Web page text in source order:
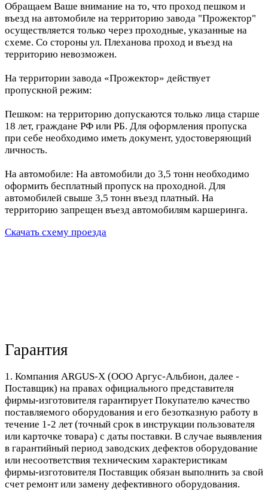
Обращаем Ваше внимание на то, что проход пешком и
въезд на автомобиле на территорию завода "Прожектор"
осуществляется только через проходные, указанные на
схеме. Со стороны ул. Плеханова проход и въезд на
территорию невозможен.
На территории завода «Прожектор» действует
пропускной режим:
Пешком: на территорию допускаются только лица старше
18 лет, граждане РФ или РБ. Для оформления пропуска
при себе необходимо иметь документ, удостоверяющий
личность.
На автомобиле: На автомобили до 3,5 тонн необходимо
оформить бесплатный пропуск на проходной. Для
автомобилей свыше 3,5 тонн въезд платный. На
территорию запрещен въезд автомобилям каршеринга.
Скачать схему проезда
Гарантия
1. Компания ARGUS-X (ООО Аргус-Альбион, далее -
Поставщик) на правах официального представителя
фирмы-изготовителя гарантирует Покупателю качество
поставляемого оборудования и его безотказную работу в
течение 1-2 лет (точный срок в инструкции пользователя
или карточке товара) с даты поставки. В случае выявления
в гарантийный период заводских дефектов оборудование
или несоответствия техническим характеристикам
фирмы-изготовителя Поставщик обязан выполнить за свой
счет ремонт или замену дефективного оборудования.